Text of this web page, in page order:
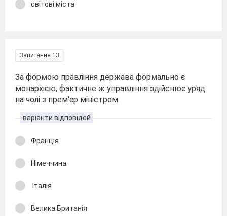
світові міста
Запитання 13
За формою правління держава формально є
монархією, фактичне ж управління здійснює уряд
на чолі з прем'єр міністром
варіанти відповідей
Франція
Німеччина
Італія
Велика Британія